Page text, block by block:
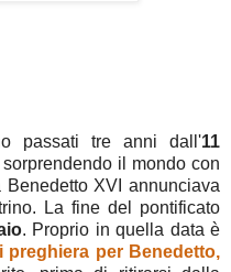
passati tre anni dall'11
il mondo con
XVI annunciava
La fine del pontificato
. Proprio in quella data è
per Benedetto,